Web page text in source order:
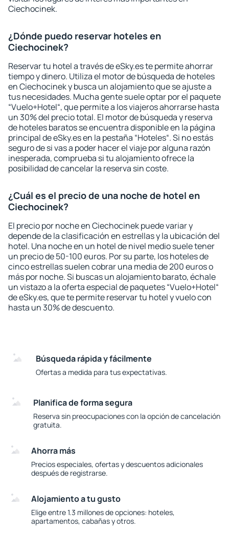
Ciechocinek.
¿Dónde puedo reservar hoteles en
Ciechocinek?
Reservar tu hotel a través de eSky.es te permite ahorrar
tiempo y dinero. Utiliza el motor de búsqueda de hoteles
en Ciechocinek y busca un alojamiento que se ajuste a
tus necesidades. Mucha gente suele optar por el paquete
“Vuelo+Hotel“, que permite a los viajeros ahorrarse hasta
un 30% del precio total. El motor de búsqueda y reserva
de hoteles baratos se encuentra disponible en la página
principal de eSky.es en la pestaña “Hoteles“. Si no estás
seguro de si vas a poder hacer el viaje por alguna razón
inesperada, comprueba si tu alojamiento ofrece la
posibilidad de cancelar la reserva sin coste.
¿Cuál es el precio de una noche de hotel en
Ciechocinek?
El precio por noche en Ciechocinek puede variar y
depende de la clasificación en estrellas y la ubicación del
hotel. Una noche en un hotel de nivel medio suele tener
un precio de 50-100 euros. Por su parte, los hoteles de
cinco estrellas suelen cobrar una media de 200 euros o
más por noche. Si buscas un alojamiento barato, échale
un vistazo a la oferta especial de paquetes “Vuelo+Hotel“
de eSky.es, que te permite reservar tu hotel y vuelo con
hasta un 30% de descuento.
Búsqueda rápida y fácilmente
Ofertas a medida para tus expectativas.
Planifica de forma segura
Reserva sin preocupaciones con la opción de cancelación
gratuita.
Ahorra más
Precios especiales, ofertas y descuentos adicionales
después de registrarse.
Alojamiento a tu gusto
Elige entre 1.3 millones de opciones: hoteles,
apartamentos, cabañas y otros.